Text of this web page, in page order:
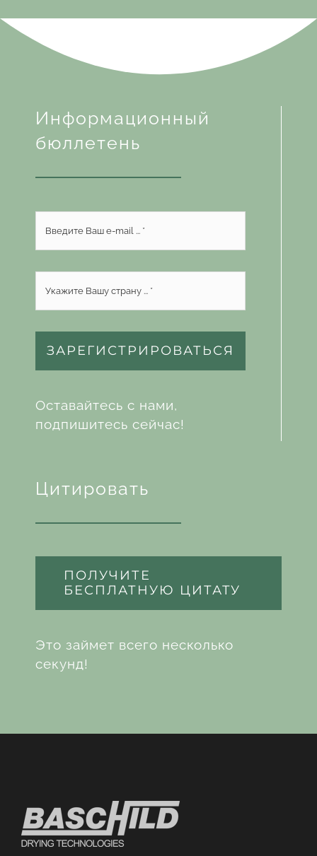
Информационный
бюллетень
ЗАРЕГИСТРИРОВАТЬСЯ
Оставайтесь с нами,
подпишитесь сейчас!
Цитировать
ПОЛУЧИТЕ
БЕСПЛАТНУЮ ЦИТАТУ
Это займет всего несколько
секунд!